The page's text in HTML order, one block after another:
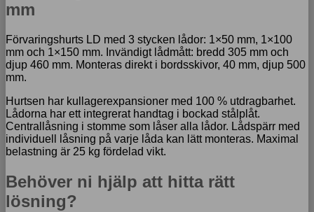
mm
Förvaringshurts LD med 3 stycken lådor: 1×50 mm, 1×100
mm och 1×150 mm. Invändigt lådmått: bredd 305 mm och
djup 460 mm. Monteras direkt i bordsskivor, 40 mm, djup 500
mm.
Hurtsen har kullagerexpansioner med 100 % utdragbarhet.
Lådorna har ett integrerat handtag i bockad stålplåt.
Centrallåsning i stomme som låser alla lådor. Lådspärr med
individuell låsning på varje låda kan lätt monteras. Maximal
belastning är 25 kg fördelad vikt.
Behöver ni hjälp att hitta rätt
lösning?